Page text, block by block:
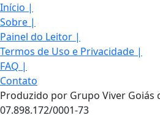
Início |
Sobre |
Painel do Leitor |
Termos de Uso e Privacidade |
FAQ |
Contato
Produzido por Grupo Viver Goiás
07.898.172/0001-73